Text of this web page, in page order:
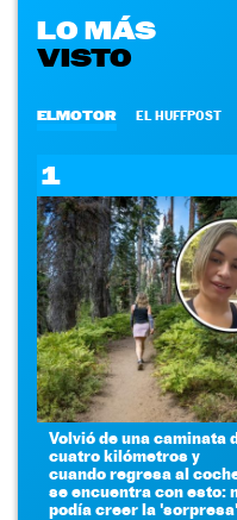
LO MÁS
VISTO
ELMOTOR EL HUFFPOST
1
Volvió de una caminata
cuatro kilómetros y
cuando regresa al
se encuentra con esto:
podía creer la 'sorpresa'